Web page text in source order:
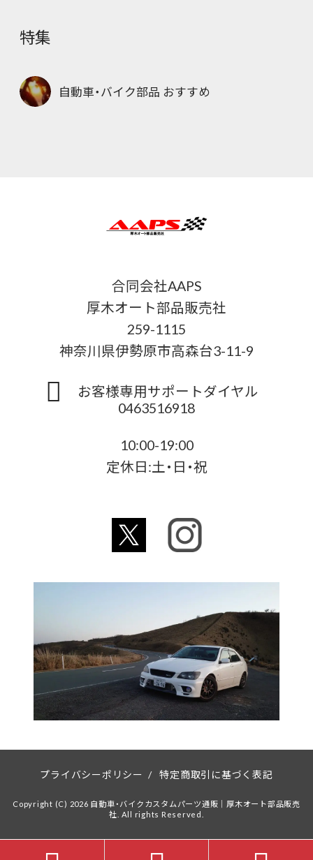
特集
自動車・バイク部品 おすすめ
合同会社AAPS
厚木オート部品販売社
259-1115
神奈川県伊勢原市高森台3-11-9
お客様専用サポートダイヤル
0463516918
10:00-19:00
定休日:土・日・祝
プライバシーポリシー / 特定商取引に基づく表記
Copyright (C) 2026 自動車・バイクカスタムパーツ通販｜厚木オート部品販売
社. All rights Reserved.